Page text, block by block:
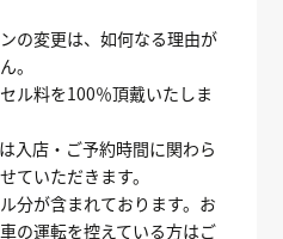
の変更は、如何なる理由が
。
ル料を100％頂戴いたしま
入店・ご予約時間に関わら
ていただきます。
分が含まれております。お
の運転を控えている方はご